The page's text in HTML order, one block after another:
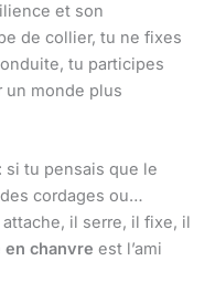
et son
de collier, tu ne fixes
tu participes
un monde plus
si tu pensais que le
cordages ou…
il serre, il fixe, il
chanvre est l’ami